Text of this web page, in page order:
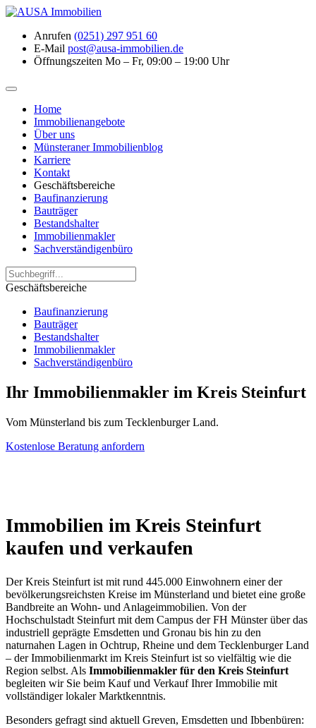
Anrufen (0251) 297 951 60
E-Mail post@ausa-immobilien.de
Öffnungszeiten Mo – Fr, 09:00 – 19:00 Uhr
Home
Immobilienangebote
Über uns
Münsteraner Immobilienblog
Karriere
Kontakt
Geschäftsbereiche
Baufinanzierung
Bauträger
Bestandshalter
Immobilienmakler
Sachverständigenbüro
Geschäftsbereiche
Baufinanzierung
Bauträger
Bestandshalter
Immobilienmakler
Sachverständigenbüro
Ihr Immobilienmakler im Kreis Steinfurt
Vom Münsterland bis zum Tecklenburger Land.
Kostenlose Beratung anfordern
Immobilien im Kreis Steinfurt
kaufen und verkaufen
Der Kreis Steinfurt ist mit rund 445.000 Einwohnern einer der
bevölkerungsreichsten Kreise im Münsterland und bietet eine große
Bandbreite an Wohn- und Anlageimmobilien. Von der
Hochschulstadt Steinfurt mit dem Campus der FH Münster über das
industriell geprägte Emsdetten und Gronau bis hin zu den
naturnahen Lagen in Ochtrup, Rheine und dem Tecklenburger Land
– der Immobilienmarkt im Kreis Steinfurt ist so vielfältig wie die
Region selbst. Als Immobilienmakler für den Kreis Steinfurt
begleiten wir Sie beim Kauf und Verkauf Ihrer Immobilie mit
vollständiger lokaler Marktkenntnis.
Besonders gefragt sind aktuell Greven, Emsdetten und Ibbenbüren: